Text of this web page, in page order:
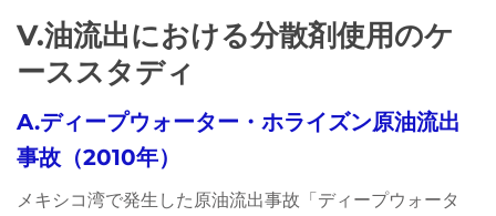
V.油流出における分散剤使用のケ
ーススタディ
A.ディープウォーター・ホライズン原油流出
事故（2010年）
メキシコ湾で発生した原油流出事故「ディープウォータ